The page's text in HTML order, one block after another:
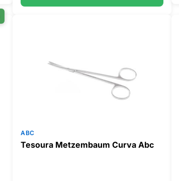
ABC
Tesoura Metzembaum Curva Abc